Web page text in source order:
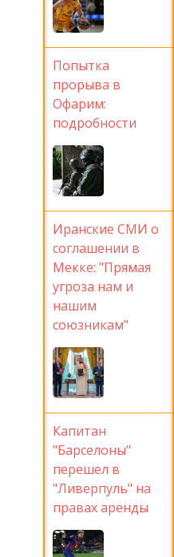
Попытка
прорыва в
Офарим:
подробности
Иранские СМИ о
соглашении в
Мекке: "Прямая
угроза нам и
нашим
союзникам"
Капитан
"Барселоны"
перешел в
"Ливерпуль" на
правах аренды